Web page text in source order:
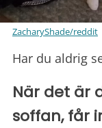
ZacharyShade/reddit
Har du aldrig
När det är
soffan, får